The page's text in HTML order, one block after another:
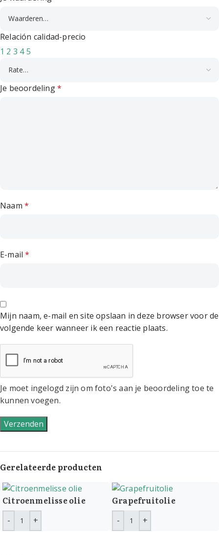
Relación calidad-precio
1 2 3 4 5
Je beoordeling*
Naam *
E-mail*
Mijn naam, e-mail en site opslaan in deze browser voor de
volgende keer wanneer ik een reactie plaats.
Je moet ingelogd zijn om foto's aan je beoordeling toe te
kunnen voegen.
Gerelateerde producten
Citroenmelisse olie Grapefruitolie